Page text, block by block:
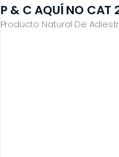
Producto Natural De
P & C AQUÍ NO CAT